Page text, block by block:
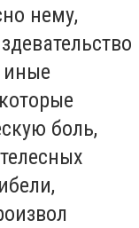
нему,
боль,